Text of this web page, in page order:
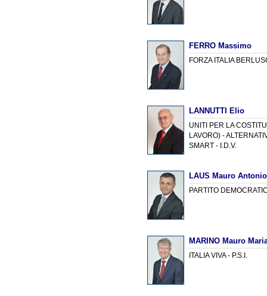
FERRO Massimo
FORZA ITALIA
LANNUTTI Elio
UNITI PER LA
LAVORO) -
SMART - I.D.V.
LAUS Mauro
PARTITO
MARINO Mauro
ITALIA VIVA - P.S.I.